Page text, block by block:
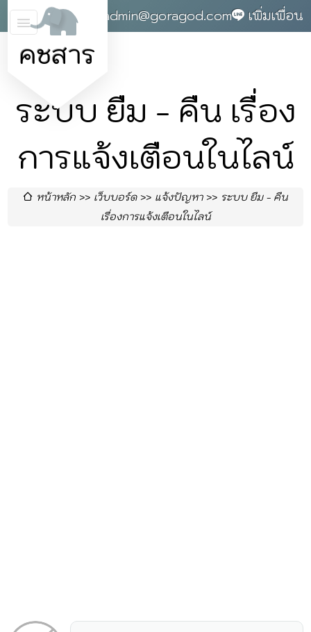
คชสาร
0868142004 admin@goragod.com เพิ่มเพื่อน
ระบบ ยืม - คืน เรื่อง
การแจ้งเตือนในไลน์
หน้าหลัก เว็บบอร์ด แจ้งปัญหา
ระบบ ยืม - คืน
เรื่องการแจ้งเตือนในไลน์